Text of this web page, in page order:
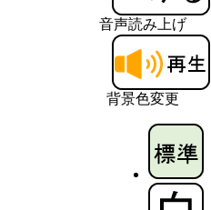
音声読み上げ
背景色変更